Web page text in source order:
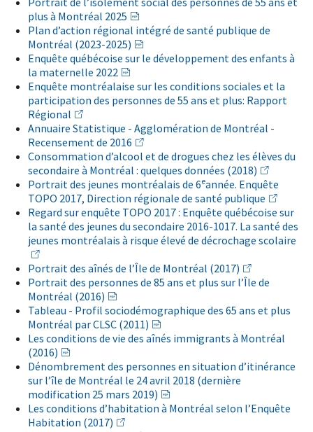
plus à Montréal 2025
Plan d’action régional intégré de santé publique de
Montréal (2023-2025)
Enquête québécoise sur le développement des enfants à
la maternelle 2022
Enquête montréalaise sur les conditions sociales et la
participation des personnes de 55 ans et plus: Rapport
Régional
Annuaire Statistique - Agglomération de Montréal -
Recensement de 2016
Consommation d’alcool et de drogues chez les élèves du
secondaire à Montréal : quelques données (2018)
Portrait des jeunes montréalais de 6eannée. Enquête
TOPO 2017, Direction régionale de santé publique
Regard sur enquête TOPO 2017 : Enquête québécoise sur
la santé des jeunes du secondaire 2016-1017. La santé des
jeunes montréalais à risque élevé de décrochage scolaire
Portrait des aînés de l’Île de Montréal (2017)
Portrait des personnes de 85 ans et plus sur l’Île de
Montréal (2016)
Tableau - Profil sociodémographique des 65 ans et plus
Montréal par CLSC (2011)
Les conditions de vie des aînés immigrants à Montréal
(2016)
Dénombrement des personnes en situation d’itinérance
sur l’île de Montréal le 24 avril 2018 (dernière
modification 25 mars 2019)
Les conditions d’habitation à Montréal selon l’Enquête
Habitation (2017)